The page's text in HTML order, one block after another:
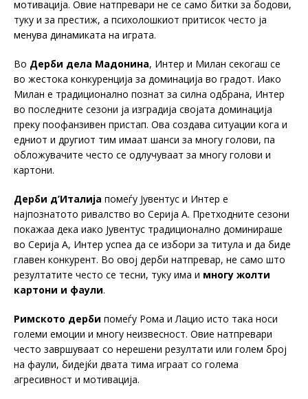
мотивација. Овие натпревари не се само битки за бодови,
туку и за престиж, а психолошкиот притисок често ја
менува динамиката на играта.
Во Дерби дела Мадонина, Интер и Милан секогаш се
во жестока конкуренција за доминација во градот. Иако
Милан е традиционално познат за силна одбрана, Интер
во последните сезони ја изградија својата доминација
преку поофанзивен пристап. Ова создава ситуации кога и
едниот и другиот тим имаат шанси за многу голови, па
обложувачите често се одлучуваат за многу голови и
картони.
Дерби д’Италија помеѓу Јувентус и Интер е
најпознатото ривалство во Серија А. Претходните сезони
покажаа дека иако Јувентус традиционално доминираше
во Серија А, Интер успеа да се избори за титула и да биде
главен конкурент. Во овој дерби натпревар, не само што
резултатите често се тесни, туку има и многу жолти
картони и фаули.
Римското дерби помеѓу Рома и Лацио исто така носи
големи емоции и многу неизвесност. Овие натпревари
често завршуваат со нерешени резултати или голем број
на фаули, бидејќи двата тима играат со голема
агресивност и мотивација.